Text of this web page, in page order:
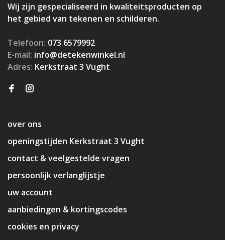
Wij zijn gespecialiseerd in kwaliteitsproducten op
het gebied van tekenen en schilderen.
Telefoon: 073 6579992
E-mail: info@detekenwinkel.nl
Adres: Kerkstraat 3 Vught
over ons
openingstijden Kerkstraat 3 Vught
contact & veelgestelde vragen
persoonlijk verlanglijstje
uw account
aanbiedingen & kortingscodes
cookies en privacy